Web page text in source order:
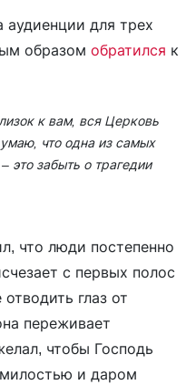
аудиенции для трех
образом обратился к
к вам, вся Церковь
что одна из самых
это забыть о трагедии
что люди постепенно
с первых полос
глаз от
переживает
чтобы Господь
и даром